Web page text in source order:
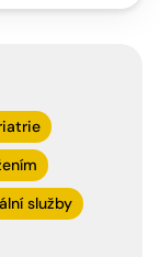
služby